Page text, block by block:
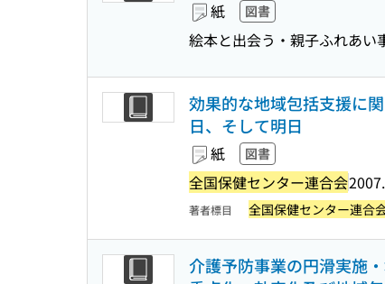
紙 図書
絵本と出会う・親子ふれあい
効果的な地域包括支援に
日、そして明日
紙 図書
全国保健センター連合会
著者標目 全国保健センター連合
介護予防事業の円滑実施